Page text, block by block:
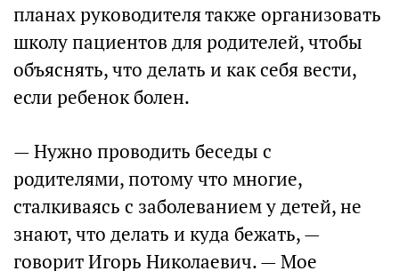
планах руководителя также организовать
школу пациентов для родителей, чтобы
объяснять, что делать и как себя вести,
если ребенок болен.
— Нужно проводить беседы с
родителями, потому что многие,
сталкиваясь с заболеванием у детей, не
знают, что делать и куда бежать, —
говорит Игорь Николаевич. — Мое